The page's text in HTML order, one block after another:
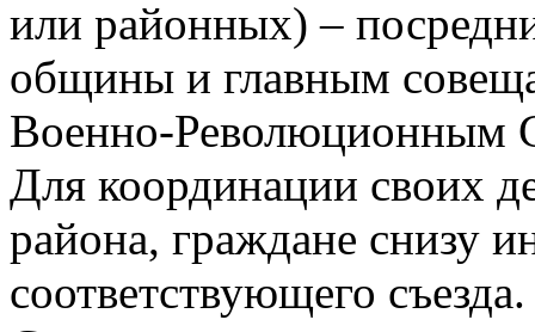
или районных) –
общины и главным
Военно-Революционным
Для координации своих
района, граждане снизу
соответствующего